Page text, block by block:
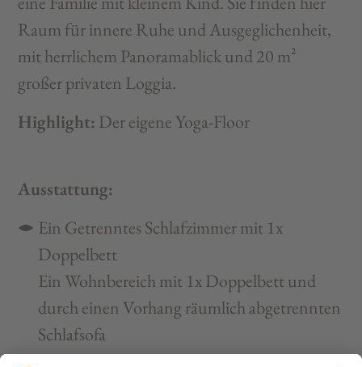
Raum für innere Ruhe und Ausgeglichenheit,
mit herrlichem Panoramablick und 20 m²
großer privaten Loggia.
Highlight: Der eigene Yoga-Floor
Ausstattung:
Ein Getrenntes Schlafzimmer mit 1x
Doppelbett
Ein Wohnbereich mit 1x Doppelbett und
durch einen Vorhang räumlich abgetrennten
Schlafsofa